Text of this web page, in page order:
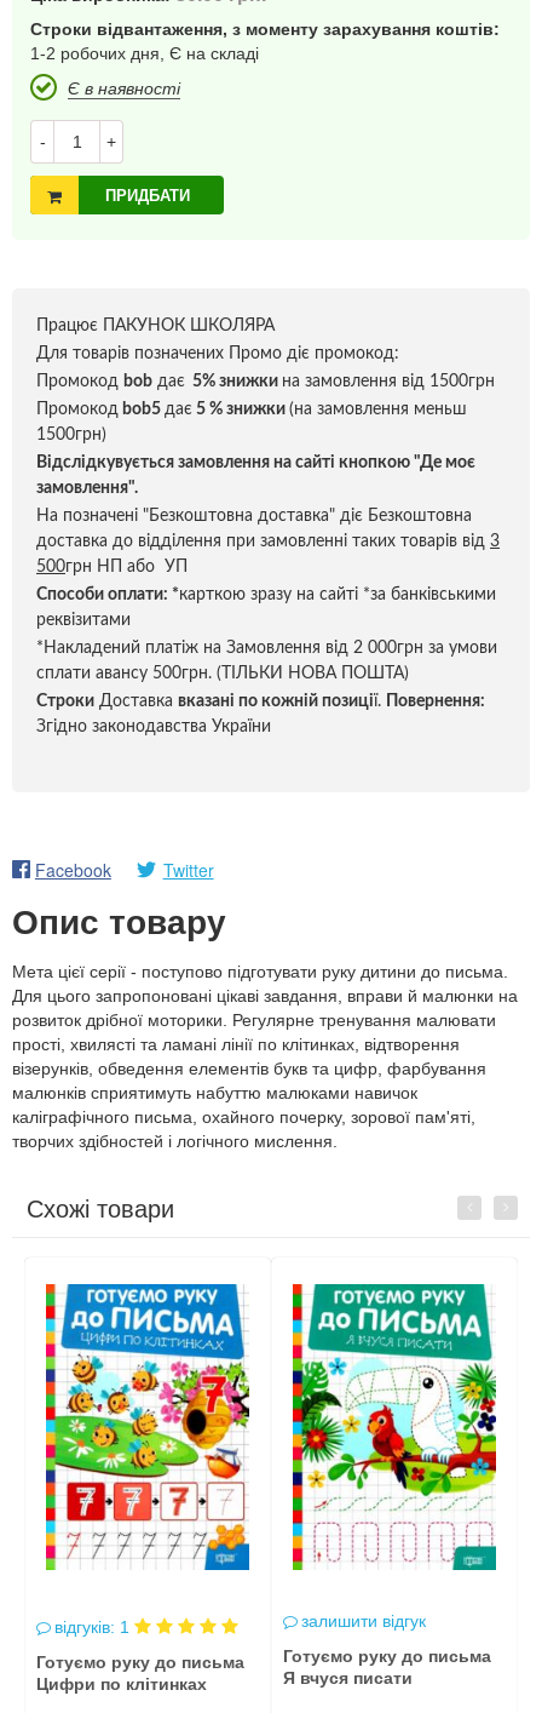
Строки відвантаження, з моменту зарахування коштів:
1-2 робочих дня, Є на складі
Є в наявності
- +
ПРИДБАТИ
Працює ПАКУНОК ШКОЛЯРА
Для товарів позначених Промо діє промокод:
Промокод bob дає 5% знижки на замовлення від 1500грн
Промокод bob5 дає 5 % знижки (на замовлення меньш
1500грн)
Відслідкувується замовлення на сайті кнопкою "Де моє
замовлення".
На позначені "Безкоштовна доставка" діє Безкоштовна
доставка до відділення при замовленні таких товарів від 3
500грн НП або УП
Способи оплати: *карткою зразу на сайті *за банківськими
реквізитами
*Накладений платіж на Замовлення від 2 000грн за умови
сплати авансу 500грн. (ТІЛЬКИ НОВА ПОШТА)
Строки Доставка вказані по кожній позиції.
Повернення:
Згідно законодавства України
Facebook Twitter
Опис товару
Мета цієї серії - поступово підготувати руку дитини до письма.
Для цього запропоновані цікаві завдання, вправи й малюнки на
розвиток дрібної моторики. Регулярне тренування малювати
прості, хвилясті та ламані лінії по клітинках, відтворення
візерунків, обведення елементів букв та цифр, фарбування
малюнків сприятимуть набуттю малюками навичок
каліграфічного письма, охайного почерку, зорової пам'яті,
творчих здібностей і логічного мислення.
Схожі товари Previous
відгуків: 1
Готуємо руку до письма
Цифри по клітинках
залишити відгук
Готуємо руку до письма
Я вчуся писати
Next